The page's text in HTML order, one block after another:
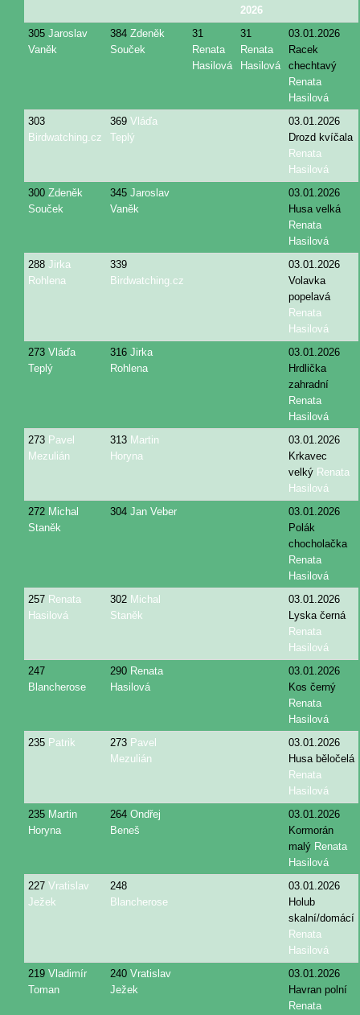
2026
305 Jaroslav
Vaněk
384 Zdeněk
Souček
31
Renata
Hasilová
31
Renata
Hasilová
03.01.2026
Racek
chechtavý
Renata
Hasilová
303
Birdwatching.cz
369 Vláďa
Teplý
03.01.2026
Drozd kvíčala
Renata
Hasilová
300 Zdeněk
Souček
345 Jaroslav
Vaněk
03.01.2026
Husa velká
Renata
Hasilová
288 Jirka
Rohlena
339
Birdwatching.cz
03.01.2026
Volavka
popelavá
Renata
Hasilová
273 Vláďa
Teplý
316 Jirka
Rohlena
03.01.2026
Hrdlička
zahradní
Renata
Hasilová
273 Pavel
Mezulián
313 Martin
Horyna
03.01.2026
Krkavec
velký Renata
Hasilová
272 Michal
Staněk
304 Jan Veber
03.01.2026
Polák
chocholačka
Renata
Hasilová
257 Renata
Hasilová
302 Michal
Staněk
03.01.2026
Lyska černá
Renata
Hasilová
247
Blancherose
290 Renata
Hasilová
03.01.2026
Kos černý
Renata
Hasilová
235 Patrik 273 Pavel
Mezulián
03.01.2026
Husa běločelá
Renata
Hasilová
235 Martin
Horyna
264 Ondřej
Beneš
03.01.2026
Kormorán
malý Renata
Hasilová
227 Vratislav
Ježek
248
Blancherose
03.01.2026
Holub
skalní/domácí
Renata
Hasilová
219 Vladimír
Toman
240 Vratislav
Ježek
03.01.2026
Havran polní
Renata